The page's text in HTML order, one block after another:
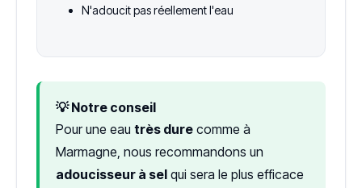
N'adoucit pas réellement l'eau
💡 Notre conseil
Pour une eau très dure comme à
Marmagne, nous recommandons un
adoucisseur à sel qui sera le plus efficace